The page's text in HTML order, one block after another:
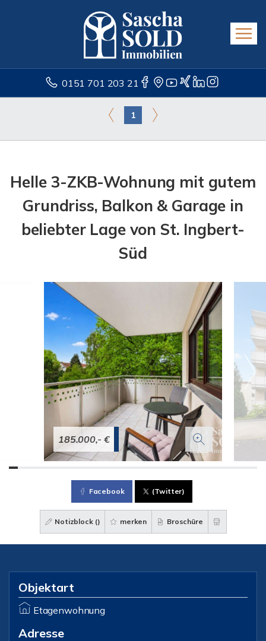
0151 701 203 21
1
Helle 3-ZKB-Wohnung mit gutem
Grundriss, Balkon & Garage in
beliebter Lage von St. Ingbert-
Süd
185.000,- €
Facebook (Twitter)
Notizblock () merken Broschüre
Objektart
Etagenwohnung
Adresse